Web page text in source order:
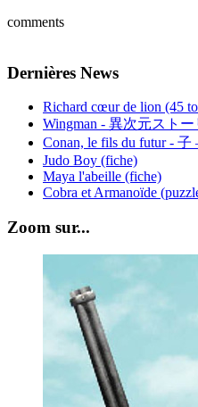
comments
Dernières News
Richard cœur de lion (45
Wingman - 異次元スト
Conan, le fils du futur -
Judo Boy (fiche)
Maya l'abeille (fiche)
Cobra et Armanoïde
Zoom sur...